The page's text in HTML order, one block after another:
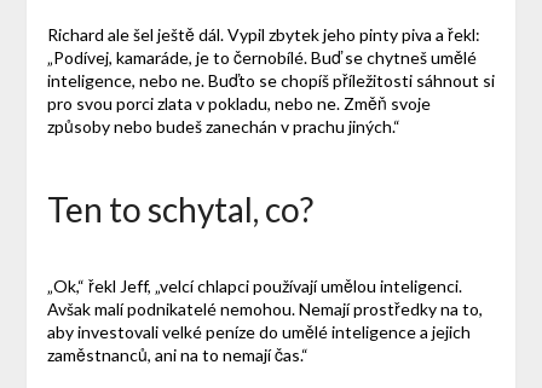
Richard ale šel ještě dál. Vypil zbytek jeho pinty piva a řekl:
„Podívej, kamaráde, je to černobílé. Buď se chytneš umělé
inteligence, nebo ne. Buďto se chopíš příležitosti sáhnout si
pro svou porci zlata v pokladu, nebo ne. Změň svoje
způsoby nebo budeš zanechán v prachu jiných.“
Ten to schytal, co?
„Ok,“ řekl Jeff, „velcí chlapci používají umělou inteligenci.
Avšak malí podnikatelé nemohou. Nemají prostředky na to,
aby investovali velké peníze do umělé inteligence a jejich
zaměstnanců, ani na to nemají čas.“